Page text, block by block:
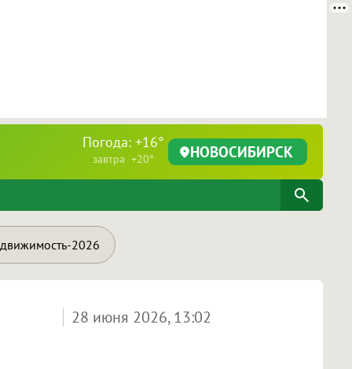
Погода: +16°
завтра +20° НОВОСИБИРСК
2026
28 июня 2026, 13:02